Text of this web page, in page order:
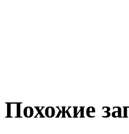
Похожие